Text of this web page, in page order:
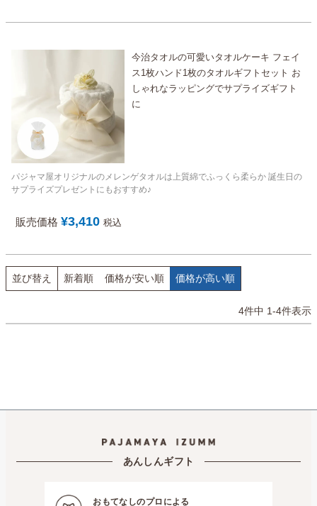
今治タオルの可愛いタオルケーキ フェイ
ス1枚ハンド1枚のタオルギフトセット お
しゃれなラッピングでサプライズギフト
に
パジャマ屋オリジナルのメレンゲタオルは上質綿でふっくら柔らか 誕生日の
サプライズプレゼントにもおすすめ♪
販売価格 ¥3,410 税込
並び替え 新着順 価格が安い順 価格が高い順
4件中 1-4件表示
あんしんギフト
おもてなしのプロによる